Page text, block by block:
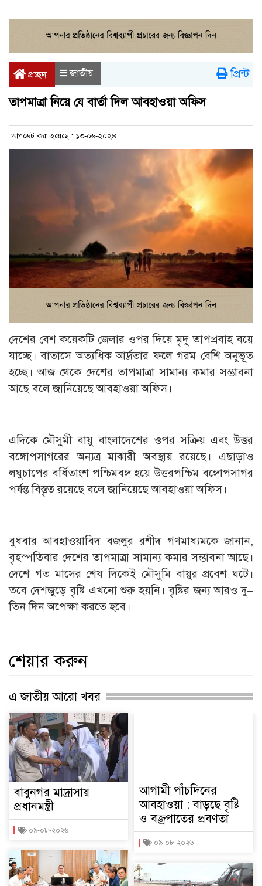
প্রচ্ছদ জাতীয় প্রিন্ট
তাপমাত্রা নিয়ে যে বার্তা দিল আবহাওয়া অফিস
আপডেট করা হয়েছে : ১৩-০৬-২০২৪
দেশের বেশ কয়েকটি জেলার ওপর দিয়ে মৃদু তাপপ্রবাহ বয়ে
যাচ্ছে। বাতাসে অত্যধিক আর্দ্রতার ফলে গরম বেশি অনুভূত
হচ্ছে। আজ থেকে দেশের তাপমাত্রা সামান্য কমার সম্ভাবনা
আছে বলে জানিয়েছে আবহাওয়া অফিস।
এদিকে মৌসুমী বায়ু বাংলাদেশের ওপর সক্রিয় এবং উত্তর
বঙ্গোপসাগরের অন্যত্র মাঝারী অবস্থায় রয়েছে। এছাড়াও
লঘুচাপের বর্ধিতাংশ পশ্চিমবঙ্গ হয়ে উত্তরপশ্চিম বঙ্গোপসাগর
পর্যন্ত বিস্তৃত রয়েছে বলে জানিয়েছে আবহাওয়া অফিস।
বুধবার আবহাওয়াবিদ বজলুর রশীদ গণমাধ্যমকে জানান,
বৃহস্পতিবার দেশের তাপমাত্রা সামান্য কমার সম্ভাবনা আছে।
দেশে গত মাসের শেষ দিকেই মৌসুমি বায়ুর প্রবেশ ঘটে।
তবে দেশজুড়ে বৃষ্টি এখনো শুরু হয়নি। বৃষ্টির জন্য আরও দু–
তিন দিন অপেক্ষা করতে হবে।
শেয়ার করুন
এ জাতীয় আরো খবর
বাবুনগর মাদ্রাসায়
প্রধানমন্ত্রী
০৯-০৮-২০২৬
আগামী পাঁচদিনের
আবহাওয়া : বাড়ছে বৃষ্টি
ও বজ্রপাতের প্রবণতা
০৯-০৮-২০২৬